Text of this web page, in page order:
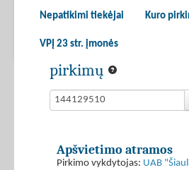
Nepatikimi tiekėjai Kuro
VPĮ 23 str. įmonės
pirkimų
Apšvietimo atramos
Pirkimo vykdytojas: UAB